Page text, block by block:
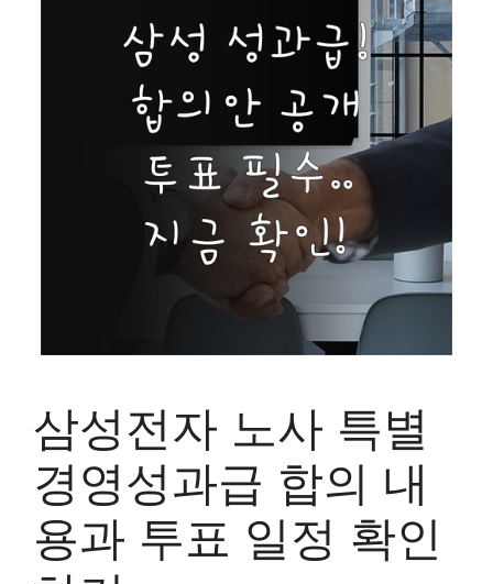
삼성전자 노사 특별
경영성과급 합의 내
용과 투표 일정 확인